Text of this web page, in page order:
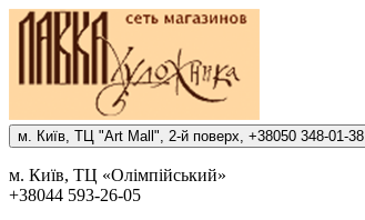
м. Киïв, ТЦ "Art Mall", 2-й поверх, +38050 348-01-38
м. Киïв, ТЦ «Олiмпiйський»
+38044 593-26-05